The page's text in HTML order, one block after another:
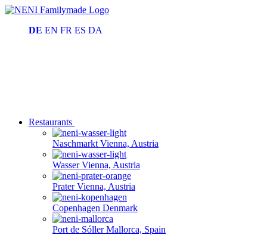
DE EN FR ES DA
Restaurants
Naschmarkt Vienna, Austria
Wasser Vienna, Austria
Prater Vienna, Austria
Copenhagen Denmark
Port de Sóller Mallorca, Spain